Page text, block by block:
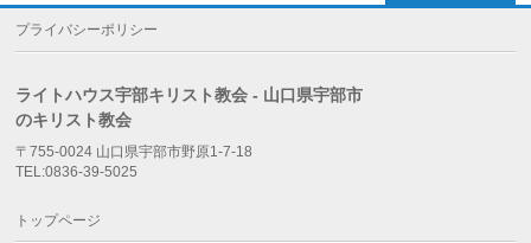
プライバシーポリシー
ライトハウス宇部キリスト教会 - 山口県宇部市
のキリスト教会
〒755-0024 山口県宇部市野原1-7-18
TEL:0836-39-5025
トップページ